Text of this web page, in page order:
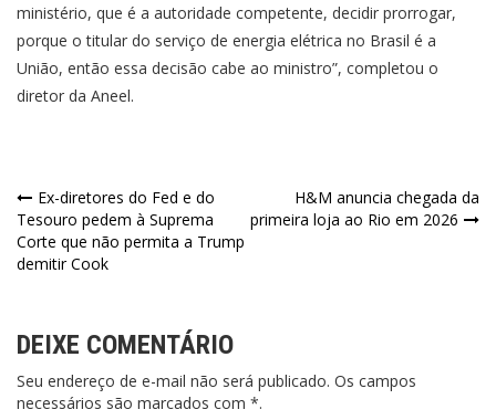
ministério, que é a autoridade competente, decidir prorrogar,
porque o titular do serviço de energia elétrica no Brasil é a
União, então essa decisão cabe ao ministro”, completou o
diretor da Aneel.
Navegação
de
Post
Ex-diretores do Fed e do
Tesouro pedem à Suprema
Corte que não permita a Trump
demitir Cook
H&M anuncia chegada da
primeira loja ao Rio em 2026
DEIXE COMENTÁRIO
Seu endereço de e-mail não será publicado. Os campos
necessários são marcados com *.